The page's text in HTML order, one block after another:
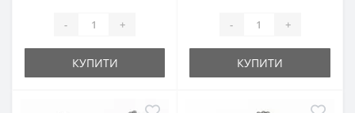
- +
КУПИТИ
- +
КУПИТИ